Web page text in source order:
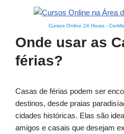
Cursos Online 24 Horas -
Onde usar as
férias?
Casas de férias podem ser
destinos, desde praias
cidades históricas. Elas são
amigos e casais que desejam